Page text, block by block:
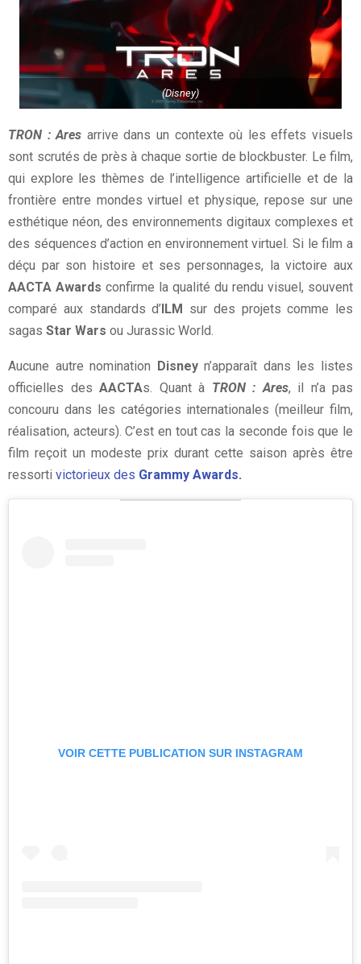
(Disney)
TRON : Ares arrive dans un contexte où les effets visuels
sont scrutés de près à chaque sortie de blockbuster. Le film,
qui explore les thèmes de l’intelligence artificielle et de la
frontière entre mondes virtuel et physique, repose sur une
esthétique néon, des environnements digitaux complexes et
des séquences d’action en environnement virtuel. Si le film a
déçu par son histoire et ses personnages, la victoire aux
AACTA Awards confirme la qualité du rendu visuel, souvent
comparé aux standards d’ ILM
sur des projets comme les
sagas Star Wars ou Jurassic World.
Aucune autre nomination Disneyn’apparaît dans les listes
officielles des AACTAs. Quant à TRON : Ares, il n’a pas
concouru dans les catégories internationales (meilleur film,
réalisation, acteurs). C’est en tout cas la seconde fois que le
film reçoit un modeste prix durant cette saison après être
ressorti victorieux des Grammy Awards.
VOIR CETTE PUBLICATION SUR INSTAGRAM